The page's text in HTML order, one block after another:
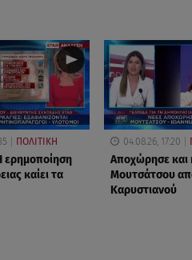
ΠΟΛΙΤΙΚΗ
ερημοποίηση
καίει τα
04.08.26, 17:20
Αποχώρησε και
Μουτσάτσου
Καρυστιανού